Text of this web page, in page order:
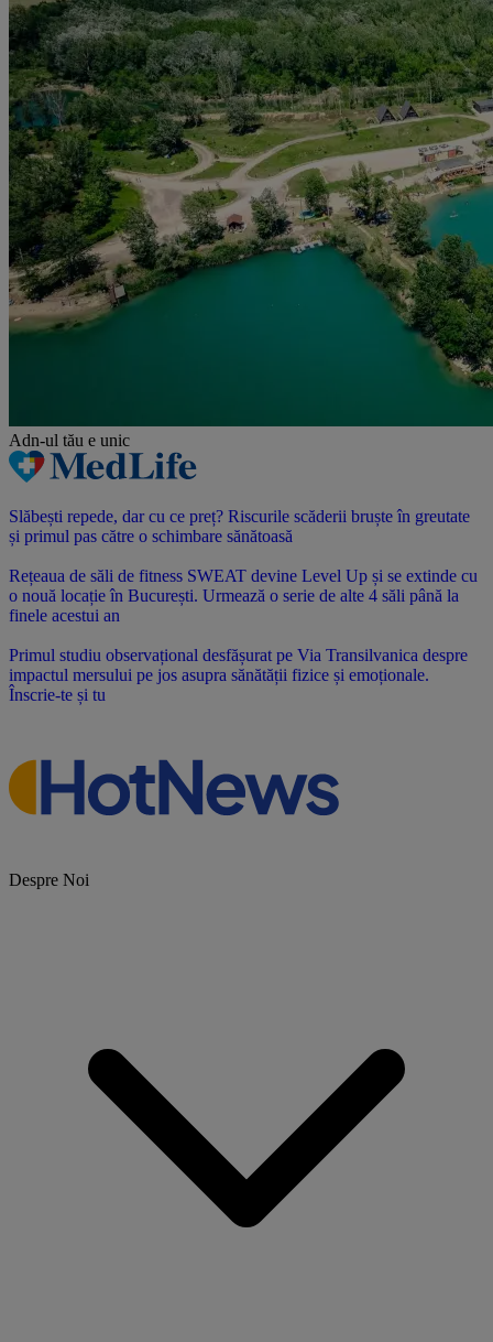
Adn-ul tău e unic
Slăbești repede, dar cu ce preț? Riscurile scăderii bruște în greutate
și primul pas către o schimbare sănătoasă
Rețeaua de săli de fitness SWEAT devine Level Up și se extinde cu
o nouă locație în București. Urmează o serie de alte 4 săli până la
finele acestui an
Primul studiu observațional desfășurat pe Via Transilvanica despre
impactul mersului pe jos asupra sănătății fizice și emoționale.
Înscrie-te și tu
Despre Noi